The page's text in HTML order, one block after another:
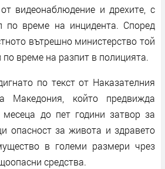
видеонаблюдение и дрехите, с
време на инцидента. Според
вътрешно министерство той
по време на разпит в полицията.
по текст от Наказателния
Македония, който предвижда
до пет години затвор за
опасност за живота и здравето
в големи размери чрез
средства.